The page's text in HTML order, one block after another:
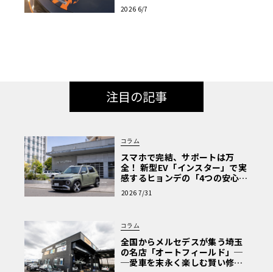
2026 6/7
注目の記事
コラム
スマホで完結、サポートは万
全！ 新型EV「インスター」で実
感するヒョンデの「4つの安心」
【第1回・ヒョンデ6つの疑問：
Why? Hyundai?】〈PR〉
2026 7/31
コラム
全国からメルセデスが集う埼玉
の名店「オートフィールド」─
─愛車を末永く楽しむ賢い修理